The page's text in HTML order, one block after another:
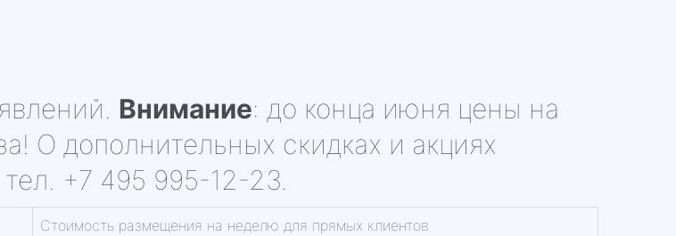
Внимание: до конца июня цены на
О дополнительных скидках и акциях
+7 495 995-12-23.
Стоимость размещения на неделю для прямых клиентов